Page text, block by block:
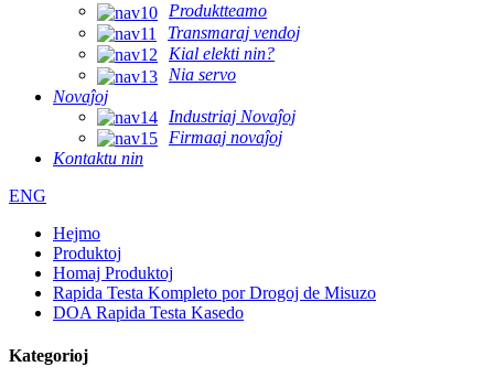
Produktteamo
Transmaraj vendoj
Kial elekti nin?
Nia servo
Novaĵoj
Industriaj Novaĵoj
Firmaaj novaĵoj
Kontaktu nin
ENG
Hejmo
Produktoj
Homaj Produktoj
Rapida Testa Kompleto por Drogoj de Misuzo
DOA Rapida Testa Kasedo
Kategorioj